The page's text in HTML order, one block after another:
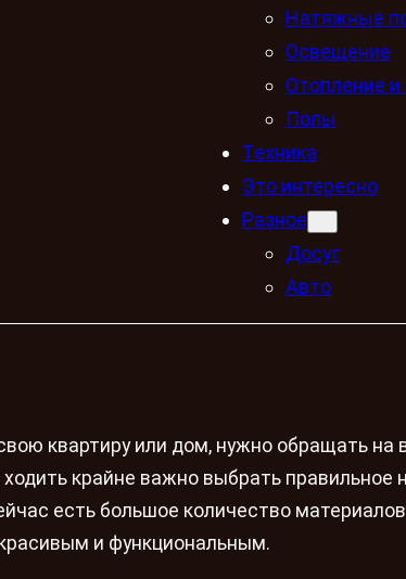
Натяжные
Освещение
Отопление и
Полы
Техника
Это интересно
Разное
Досуг
Авто
квартиру или дом, нужно обращать
крайне важно выбрать правильное
есть большое количество
и функциональным.